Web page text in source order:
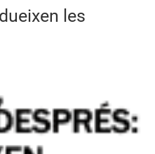
les